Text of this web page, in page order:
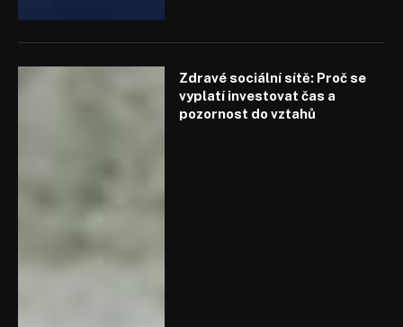
Zdravé sociální sítě: Proč se
vyplatí investovat čas a
pozornost do vztahů